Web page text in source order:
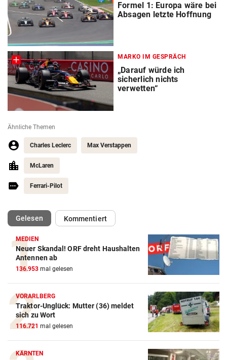
Formel 1: Europa wäre bei
Absagen letzte Hoffnung
MARKO IM GESPRÄCH
„Darauf würde ich
sicherlich nichts
verwetten“
Ähnliche Themen
Charles Leclerc Max Verstappen
McLaren
Ferrari-Pilot
Gelesen(ausgewählt)Kommentiert
MEDIEN
Neuer Skandal! ORF dreht Haushalten
Antennen ab
136.953 mal gelesen
VORARLBERG
Traktor-Unglück: Mutter (36) meldet
sich zu Wort
116.721 mal gelesen
KÄRNTEN
Action-Cam Vergleich
ZUM VERGLEICH
Crosstrainer Vergleich
ZUM VERGLEICH
E-Bike Vergleich
ZUM VERGLEICH